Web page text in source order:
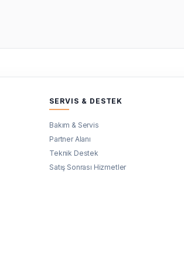
SERVIS & DESTEK
Bakım & Servis
Partner Alanı
Teknik Destek
Satış Sonrası Hizmetler